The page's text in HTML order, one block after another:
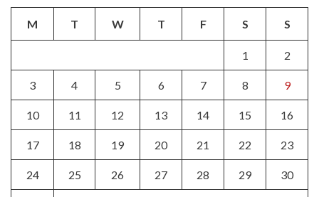
M T W T F S S
1 2
3 4 5 6 7 8 9
10 11 12 13 14 15 16
17 18 19 20 21 22 23
24 25 26 27 28 29 30